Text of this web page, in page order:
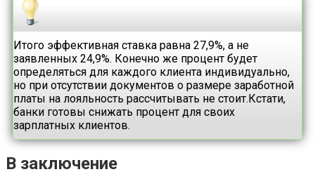
Итого эффективная ставка равна 27,9%, а не
заявленных 24,9%. Конечно же процент будет
определяться для каждого клиента индивидуально,
но при отсутствии документов о размере заработной
платы на лояльность рассчитывать не стоит.Кстати,
банки готовы снижать процент для своих
зарплатных клиентов.
В заключение